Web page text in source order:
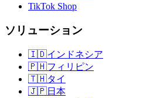
TikTok Shop
ソリューション
🇮🇩インドネシア
🇵🇭フィリピン
🇹🇭タイ
🇯🇵日本